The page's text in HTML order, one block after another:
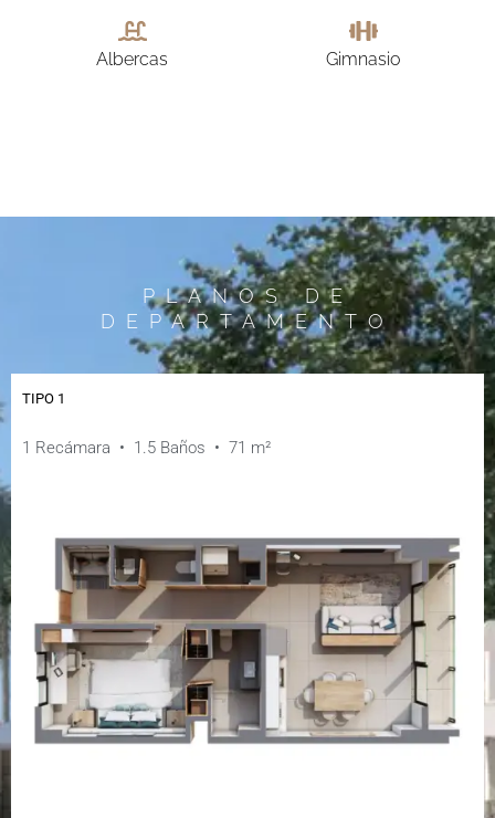
Albercas Gimnasio
PLANOS DE
DEPARTAMENTO
TIPO 1
1 Recámara • 1.5 Baños • 71 m²